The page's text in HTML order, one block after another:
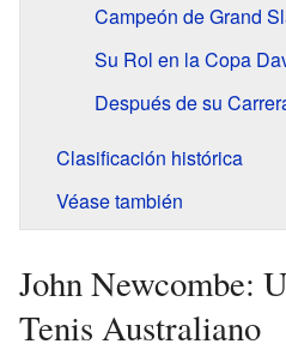
Campeón de Grand
Su Rol en la Copa
Después de su
Clasificación histórica
Véase también
John Newcombe:
Tenis Australiano